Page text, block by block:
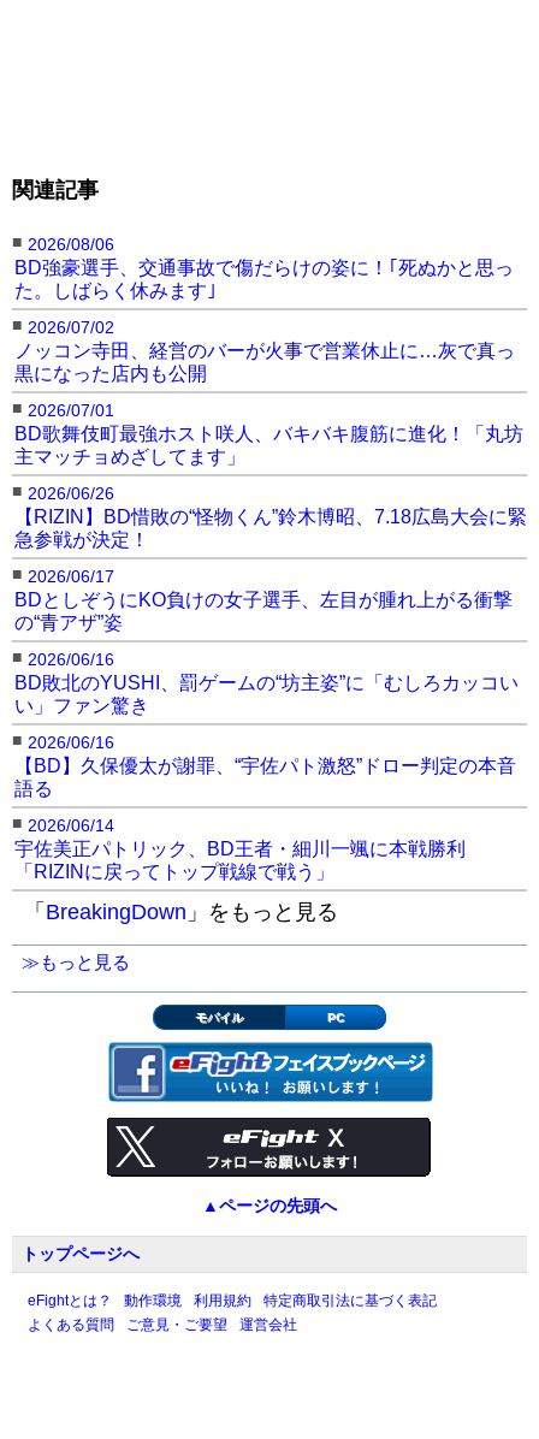
関連記事
■ 2026/08/06
BD強豪選手、交通事故で傷だらけの姿に！｢死ぬかと思っ
た。しばらく休みます｣
■ 2026/07/02
ノッコン寺田、経営のバーが火事で営業休止に…灰で真っ
黒になった店内も公開
■ 2026/07/01
BD歌舞伎町最強ホスト咲人、バキバキ腹筋に進化！「丸坊
主マッチョめざしてます」
■ 2026/06/26
【RIZIN】BD惜敗の“怪物くん”鈴木博昭、7.18広島大会に緊
急参戦が決定！
■ 2026/06/17
BDとしぞうにKO負けの女子選手、左目が腫れ上がる衝撃
の“青アザ”姿
■ 2026/06/16
BD敗北のYUSHI、罰ゲームの“坊主姿”に「むしろカッコい
い」ファン驚き
■ 2026/06/16
【BD】久保優太が謝罪、“宇佐パト激怒”ドロー判定の本音
語る
■ 2026/06/14
宇佐美正パトリック、BD王者・細川一颯に本戦勝利
「RIZINに戻ってトップ戦線で戦う」
「 BreakingDown 」をもっと見る
≫もっと見る
モバイル PC
▲ページの先頭へ
トップページへ
eFightとは？ 動作環境 利用規約
特定商取引法に基づく表記
よくある質問
ご意見・ご要望 運営会社